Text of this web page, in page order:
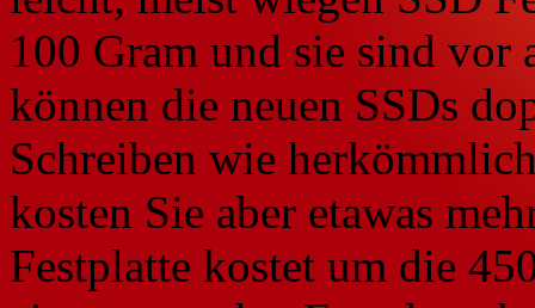
100 Gram und sie sind
können die neuen SSDs
Schreiben wie
kosten Sie aber etawas
Festplatte kostet um die